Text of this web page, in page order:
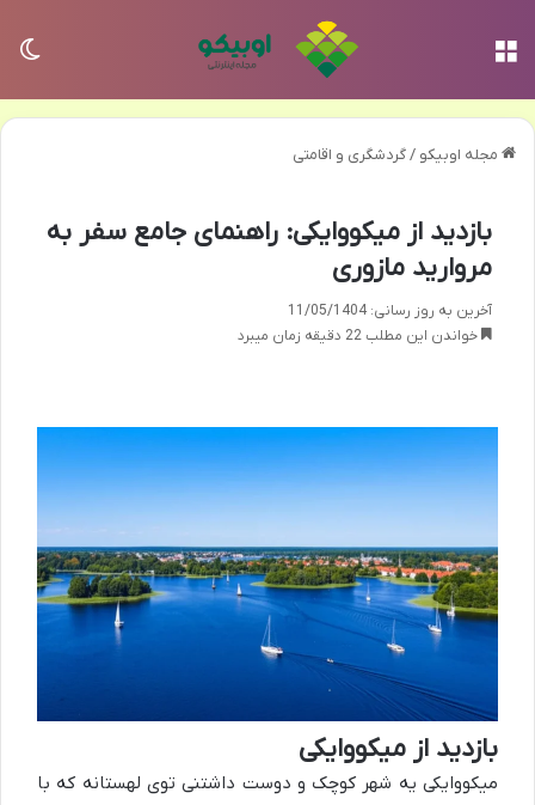
مجله اوبیکو /گردشگری و اقامتی
بازدید از میکووایکی: راهنمای جامع سفر به
مروارید مازوری
آخرین به روز رسانی: 11/05/1404
خواندن این مطلب 22 دقیقه زمان میبرد
بازدید از میکووایکی
میکووایکی یه شهر کوچک و دوست داشتنی توی لهستانه که با